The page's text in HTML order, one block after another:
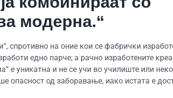
модерна.“
спротивно на оние кои се фабрички
едно парче; а рачно изработените
е уникатна и не се учи во училиште или
опасност од заборавање, иако истата е